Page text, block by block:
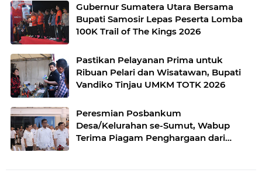
Gubernur Sumatera Utara Bersama
Bupati Samosir Lepas Peserta Lomba
100K Trail of The Kings 2026
Pastikan Pelayanan Prima untuk
Ribuan Pelari dan Wisatawan, Bupati
Vandiko Tinjau UMKM TOTK 2026
Peresmian Posbankum
Desa/Kelurahan se-Sumut, Wabup
Terima Piagam Penghargaan dari